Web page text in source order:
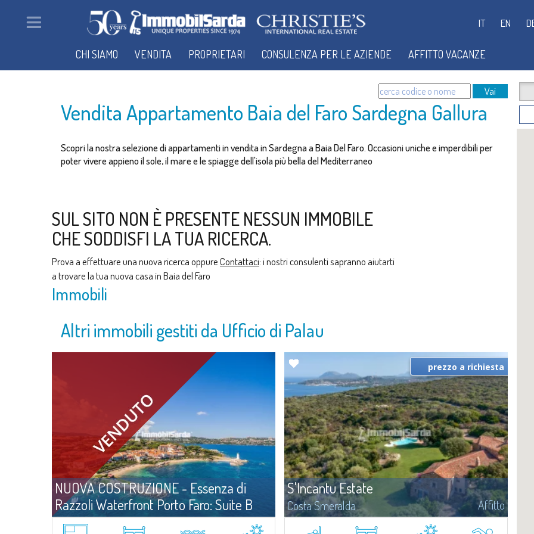
Vai
Vendita Appartamento Baia del Faro Sardegna Gallura
Scopri la nostra selezione di appartamenti in vendita in Sardegna a Baia Del Faro. Occasioni uniche e imperdibili per
poter vivere appieno il sole, il mare e le spiagge dell'isola più bella del Mediterraneo
SUL SITO NON È PRESENTE NESSUN IMMOBILE
CHE SODDISFI LA TUA RICERCA.
Prova a effettuare una nuova ricerca oppureContattaci: i nostri consulenti sapranno aiutarti
a trovare la tua nuova casa in Baia del Faro
Immobili
Altri immobili gestiti da Ufficio di Palau
NUOVA COSTRUZIONE - Essenza di
Razzoli Waterfront Porto Faro: Suite B
Palau Vendita
S'Incantu Estate
Costa Smeralda Affitto
S'Incantu Estate gode di una posizione privilegiata alle porte della
prezzo a richiesta
EN
IT
CHI SIAMO VENDITA PROPRIETARI CONSULENZA PER LE AZIENDE AFFITTO VACANZE